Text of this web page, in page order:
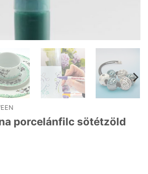
porcelánfilc sötétzöld